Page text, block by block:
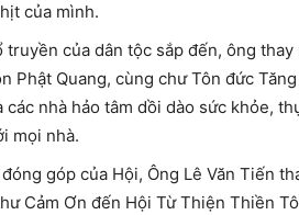
của mình.
truyền của dân tộc sắp đến, ông
Phật Quang, cùng chư Tôn đức
các nhà hảo tâm dồi dào sức khỏe,
mọi nhà.
góp của Hội, Ông Lê Văn Tiến
Cảm Ơn đến Hội Từ Thiện Thiền